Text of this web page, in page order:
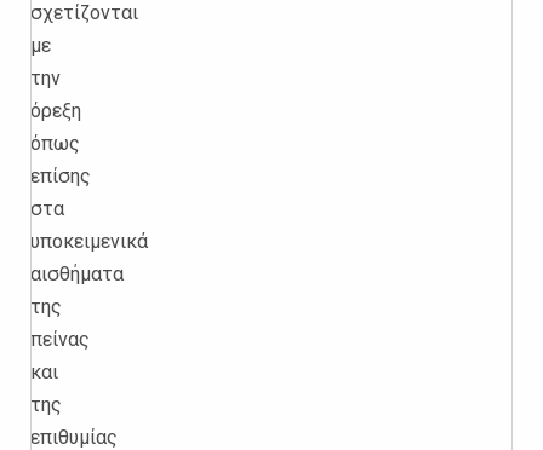
σχετίζονται
με
την
όρεξη
όπως
επίσης
στα
υποκειμενικά
αισθήματα
της
πείνας
και
της
επιθυμίας